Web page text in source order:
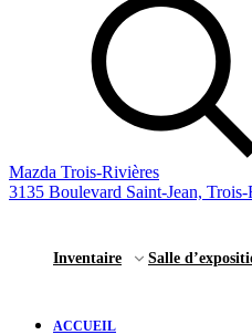
Mazda Trois-Rivières
3135 Boulevard Saint-Jean,
Inventaire Salle
ACCUEIL